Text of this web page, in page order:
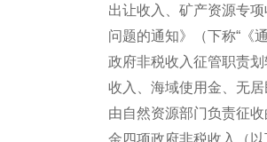
出让收入、矿产资源专
问题的通知》（下称“《
政府非税收入征管职责
收入、海域使用金、无
由自然资源部门负责征
金四项政府非税收入（